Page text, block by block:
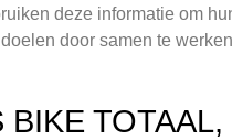
deze informatie om
door samen te